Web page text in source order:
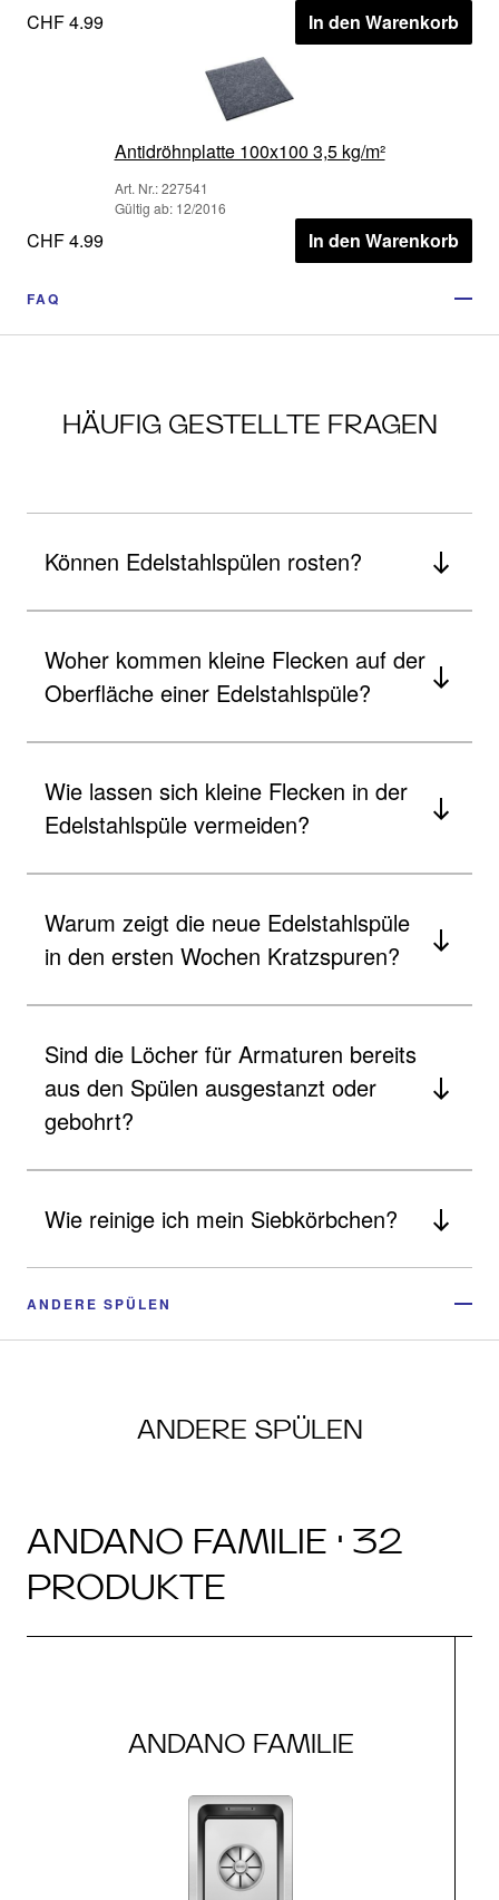
CHF 4.99 In den Warenkorb
Antidröhnplatte 100x100 3,5 kg/m²
Art. Nr.: 227541
Gültig ab: 12/2016
CHF 4.99 In den Warenkorb
FAQ
HÄUFIG GESTELLTE FRAGEN
Können Edelstahlspülen rosten?
Woher kommen kleine Flecken auf der
Oberfläche einer Edelstahlspüle?
Wie lassen sich kleine Flecken in der
Edelstahlspüle vermeiden?
Warum zeigt die neue Edelstahlspüle
in den ersten Wochen Kratzspuren?
Sind die Löcher für Armaturen bereits
aus den Spülen ausgestanzt oder
gebohrt?
Wie reinige ich mein Siebkörbchen?
ANDERE SPÜLEN
ANDERE SPÜLEN
ANDANO FAMILIE · 32
PRODUKTE
ANDANO FAMILIE